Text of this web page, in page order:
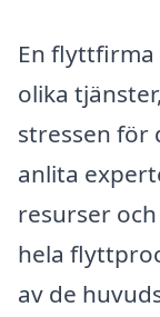
En flyttfirma
olika
stressen för
anlita
resurser
hela
av de